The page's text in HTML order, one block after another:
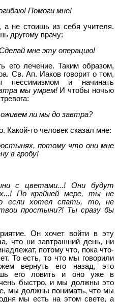
Помоги мне!
не стоишь из себя учителя.
другому врачу:
мне эту операцию!
его лечение. Таким образом,
Св. Ап. Иаков говорит о том,
пессимизмом и начинать
мы умрем!И чтобы ночью
ли мы до завтра?
Какой-то человек сказал мне:
потому что они мне
в гробу!
с цветами...! Они будут
По крайней мере, ты не
если хотел спать, то, не
простыни?! Ты сразу бы
Он хочет войти в эту
что ни завтрашний день, ни
потому что, пока что-
То есть, то что мы говорили
вернуть его назад, это
его ловить и оно уже в
быстро, и мы должны это
мы должны понимать, что мы
мы есть на этом свете, а